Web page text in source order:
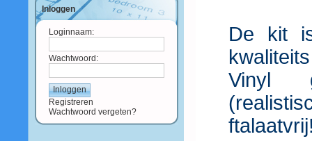
Inloggen
Loginnaam:
Wachtwoord:
Registreren
Wachtwoord vergeten?
De kit
Vinyl